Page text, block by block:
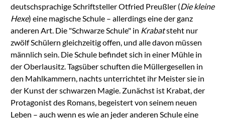
deutschsprachige Schriftsteller Otfried Preußler (Die kleine
Hexe) eine magische Schule – allerdings eine der ganz
anderen Art. Die "Schwarze Schule" in Krabatsteht nur
zwölf Schülern gleichzeitig offen, und alle davon müssen
männlich sein. Die Schule befindet sich in einer Mühle in
der Oberlausitz. Tagsüber schuften die Müllergesellen in
den Mahlkammern, nachts unterrichtet ihr Meister sie in
der Kunst der schwarzen Magie. Zunächst ist Krabat, der
Protagonist des Romans, begeistert von seinem neuen
Leben – auch wenn es wie an jeder anderen Schule eine